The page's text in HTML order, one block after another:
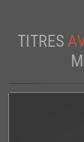
TITRES